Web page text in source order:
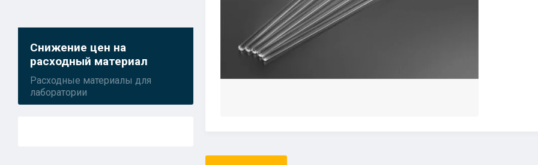
Снижение цен на
расходный материал
Расходные материалы для
лаборатории